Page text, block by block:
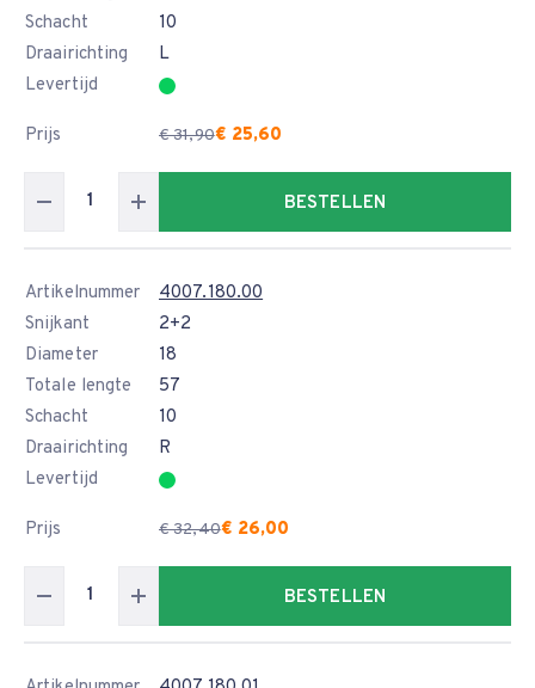
Schacht
10
Draairichting
L
Levertijd
Prijs € 31,90€ 25,60
BESTELLEN
Artikelnummer
4007.180.00
Snijkant
2+2
Diameter
18
Totale lengte
57
Schacht
10
Draairichting
R
Levertijd
Prijs € 32,40€ 26,00
BESTELLEN